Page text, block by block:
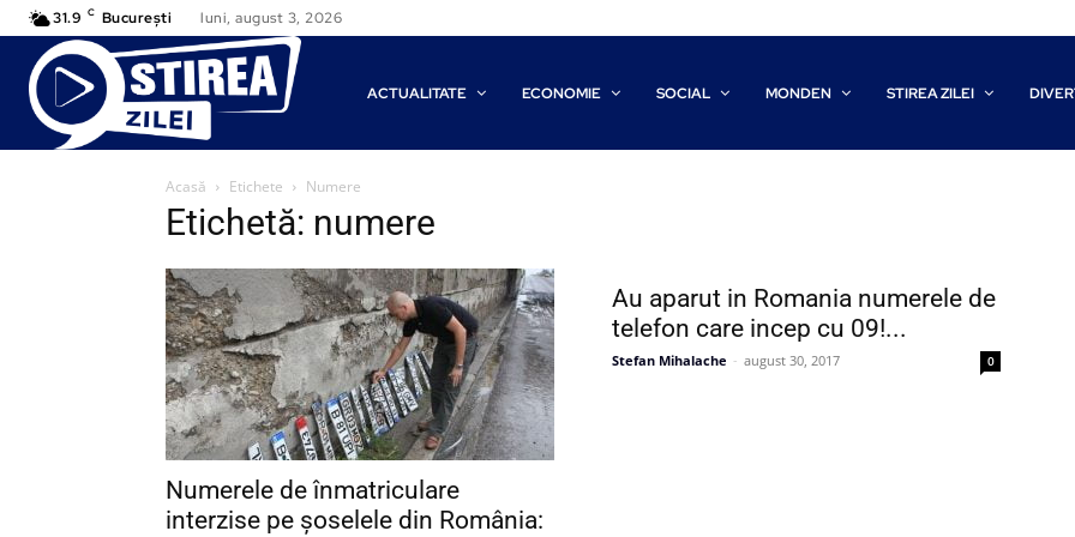
31.9 C București luni, august 3, 2026
ACTUALITATE ECONOMIE SOCIAL MONDEN STIREA ZILEI
Acasă Etichete Numere
Etichetă: numere
Numerele de înmatriculare
interzise pe șoselele din România:
Au aparut in Romania numerele de
telefon care incep cu 09!...
Stefan Mihalache - august 30, 2017 0